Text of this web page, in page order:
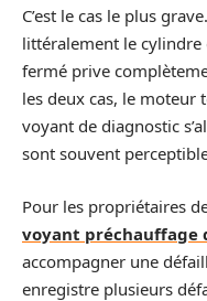
C’est le cas le plus
littéralement le
fermé prive
les deux cas, le moteur
voyant de diagnostic
sont souvent
Pour les propriétaires
voyant préchauffage
accompagner une
enregistre plusieurs